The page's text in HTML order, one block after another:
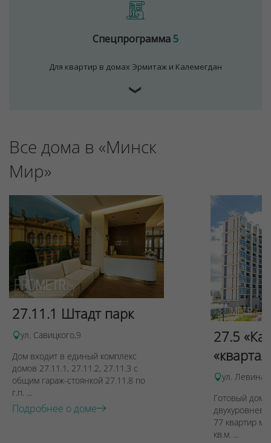
Спецпрограмма5
Для квартир в домах Эрмитаж и Калемегдан
❯
Все дома в «Минск
Мир»
27.11.1 Штадт парк
ул. Савицкого,9
Дом входит в единый комплекс
домов 27.11.1, 27.11.2, 27.11.3 с
общим гараж-стоянкой 27.11.8 по
г.п. ...
Подробнее о доме
27.5
ул. Левина,
Готовый дом
77 квартир
кв.м. ...